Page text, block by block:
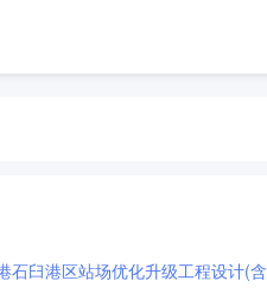
石臼港区站场优化升级工程设计(